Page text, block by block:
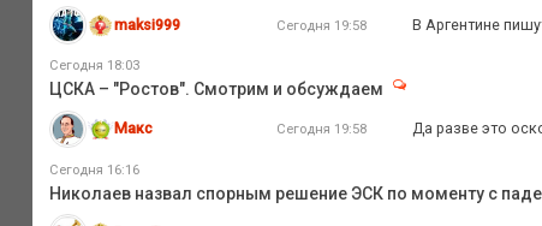
maksi999 Сегодня 19:58 В Аргентине
Сегодня 18:03
ЦСКА – "Ростов". Смотрим и обсуждаем
Макс Сегодня 19:58 Да разве это
Сегодня 16:16
Николаев назвал спорным решение ЭСК по моменту с